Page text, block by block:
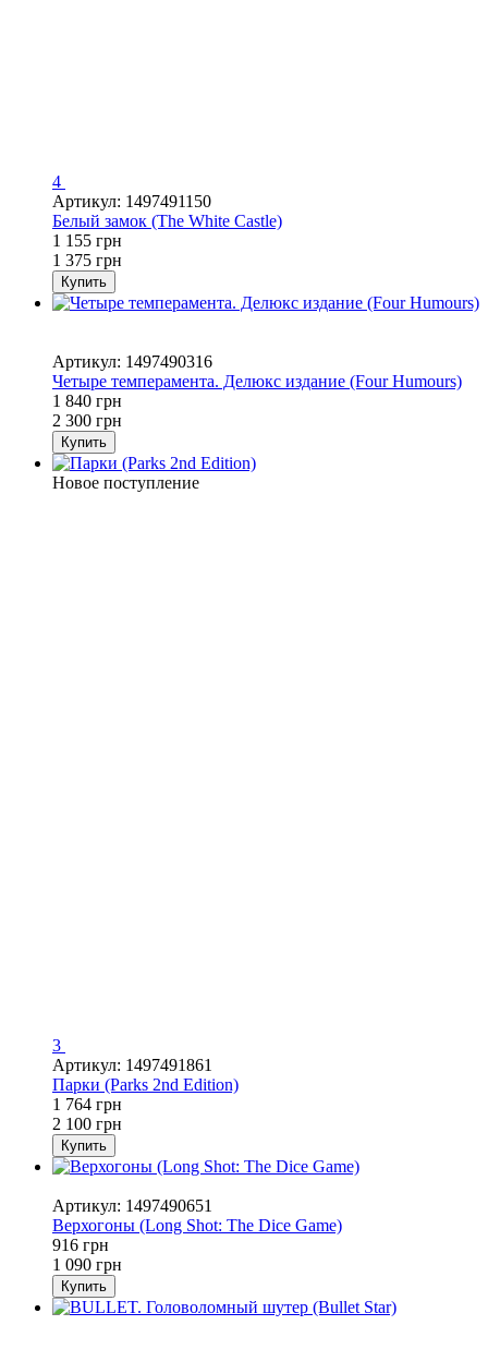
4
Артикул: 1497491150
Белый замок (The White Castle)
1 155 грн
1 375 грн
Купить
Артикул: 1497490316
Четыре темперамента. Делюкс издание (Four Humours)
1 840 грн
2 300 грн
Купить
Новое поступление
3
Артикул: 1497491861
Парки (Parks 2nd Edition)
1 764 грн
2 100 грн
Купить
Артикул: 1497490651
Верхогоны (Long Shot: The Dice Game)
916 грн
1 090 грн
Купить